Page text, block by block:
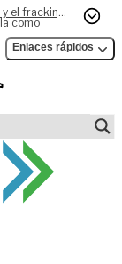
el fracking,
como
Enlaces rápidos